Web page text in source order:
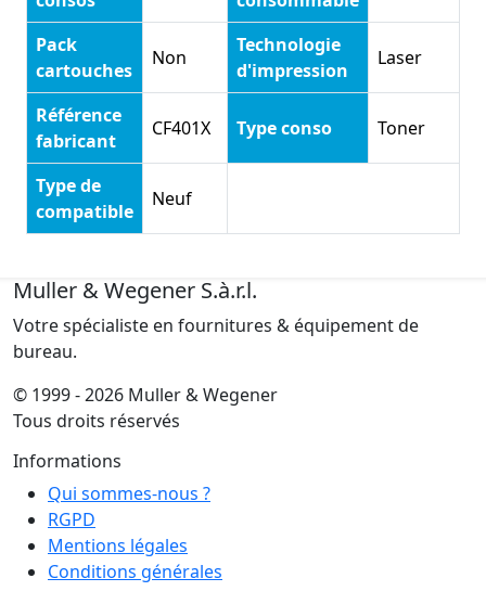
Pack
cartouches
Non
Technologie
d'impression
Laser
Référence
fabricant
CF401X Type conso Toner
Type de
compatible
Neuf
Muller & Wegener S.à.r.l.
Votre spécialiste en fournitures & équipement de
bureau.
© 1999 - 2026 Muller & Wegener
Tous droits réservés
Informations
Qui sommes-nous ?
RGPD
Mentions légales
Conditions générales